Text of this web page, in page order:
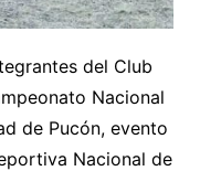
del Club
Nacional
de Pucón, evento
Nacional de